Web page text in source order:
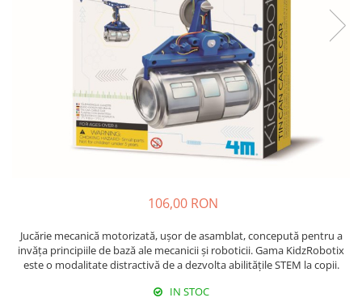
106,00 RON
Jucărie mecanică motorizată, ușor de asamblat, concepută pentru a
invăța principiile de bază ale mecanicii și roboticii. Gama KidzRobotix
este o modalitate distractivă de a dezvolta abilitățile STEM la copii.
IN STOC